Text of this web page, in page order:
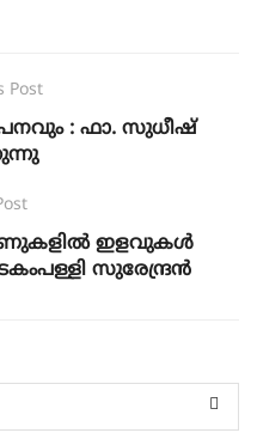
Post
: ഫാ. സുധീഷ്
ഇളവുകൾ
സുരേന്ദ്രന്‍